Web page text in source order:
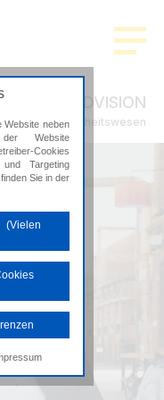
ADVISION
im Gesundheitswesen
Website neben
Website
Cookies
Targeting
Sie in der
um die
der Website